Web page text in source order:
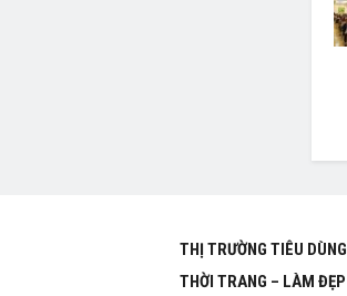
THỊ TRƯỜNG TIÊU DÙNG
THỜI TRANG – LÀM ĐẸP